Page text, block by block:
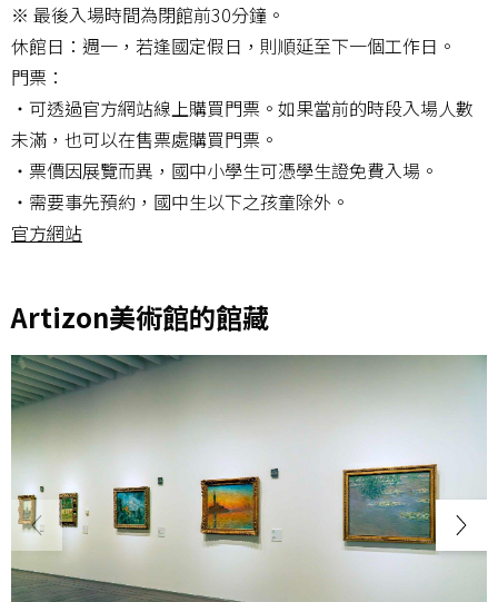
※ 最後入場時間為閉館前30分鐘。
休館日：週一，若逢國定假日，則順延至下一個工作日。
門票：
・可透過官方網站線上購買門票。如果當前的時段入場人數
未滿，也可以在售票處購買門票。
・票價因展覽而異，國中小學生可憑學生證免費入場。
・需要事先預約，國中生以下之孩童除外。
官方網站
Artizon美術館的館藏